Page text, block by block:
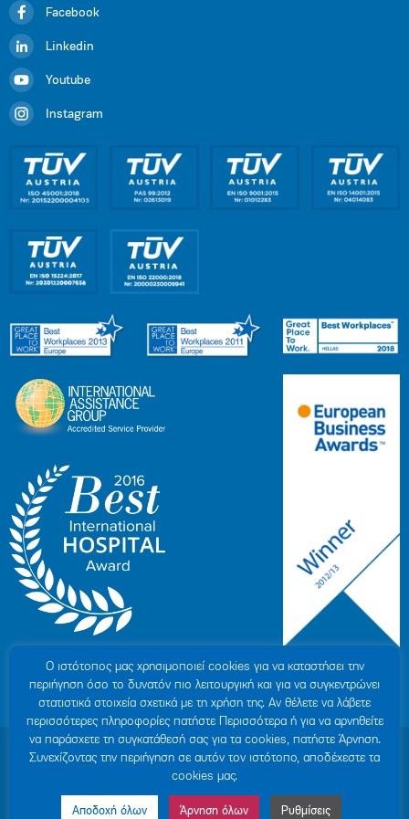
Facebook
Linkedin
Youtube
Instagram
© 2007-2026 ΥΓΕΙΑ Μ.Α.Ε |
ΓΕΜΗ: 000279901000
Όροι Χρήσης
| Πολιτική Προστασίας Προσωπικών Δεδομένων
Δήλωση Απορρήτου
Ο ιστότοπoς μας χρησιμοποιεί cookies για να καταστήσει την
περιήγηση όσο το δυνατόν πιο λειτουργική και για να συγκεντρώνει
στατιστικά στοιχεία σχετικά με τη χρήση της. Αν θέλετε να λάβετε
περισσότερες πληροφορίες πατήστε Περισσότερα ή για να αρνηθείτε
να παράσχετε τη συγκατάθεσή σας για τα cookies, πατήστε Άρνηση.
Συνεχίζοντας την περιήγηση σε αυτόν τον ιστότοπο, αποδέχεστε τα
cookies μας.
Αποδοχή όλων Άρνηση όλων Ρυθμίσεις